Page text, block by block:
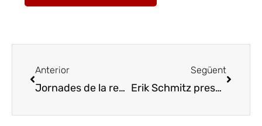
Anterior
Jornades de la revista Cuina dedicades a l’horta i vins de Lleida
Següent
Erik Schmitz presenta ‘Refugi’ a la Vinya dels Artistes